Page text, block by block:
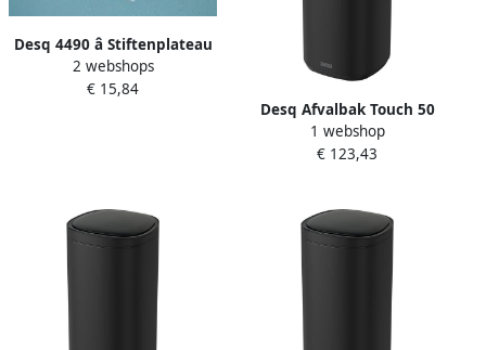
Desq 4490 â Stiftenplateau
voor Boards â Acryl â 31 cm
2 webshops
€ 15,84
Desq Afvalbak Touch 50
liter RVS zwart
1 webshop
€ 123,43